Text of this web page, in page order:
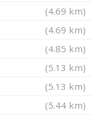
(4.69 km)
(4.69 km)
(4.85 km)
(5.13 km)
(5.13 km)
(5.44 km)